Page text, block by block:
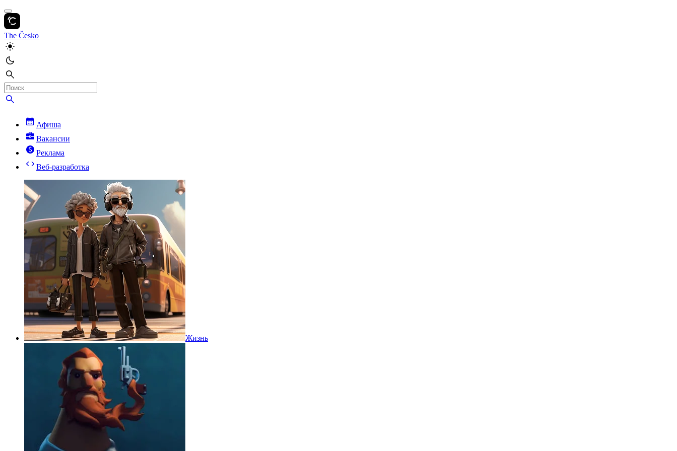
The Česko
Афиша
Вакансии
Реклама
Веб-разработка
Жизнь